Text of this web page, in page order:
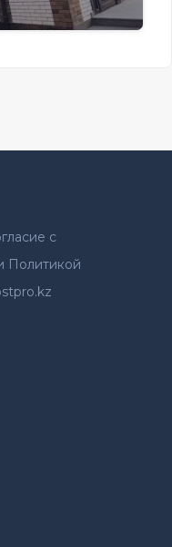
с
Политикой